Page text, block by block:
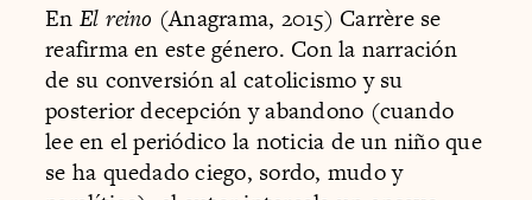
En El reino (Anagrama, 2015) Carrère se
reafirma en este género. Con la narración
de su conversión al catolicismo y su
posterior decepción y abandono (cuando
lee en el periódico la noticia de un niño que
se ha quedado ciego, sordo, mudo y